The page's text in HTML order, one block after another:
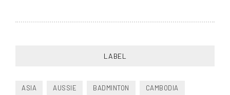
LABEL
ASIA AUSSIE BADMINTON CAMBODIA